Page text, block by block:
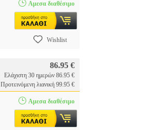
Αμεσα διαθέσιμο
Wishlist
86.95 €
Ελάχιστη 30 ημερών 86.95 €
Προτεινόμενη λιανική 99.95 €
Αμεσα διαθέσιμο